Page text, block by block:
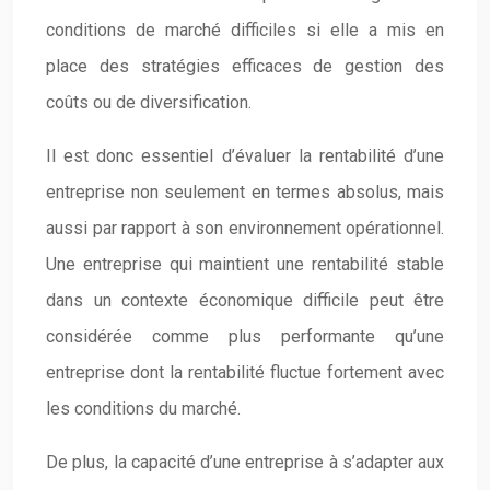
conditions de marché difficiles si elle a mis en
place des stratégies efficaces de gestion des
coûts ou de diversification.
Il est donc essentiel d’évaluer la rentabilité d’une
entreprise non seulement en termes absolus, mais
aussi par rapport à son environnement opérationnel.
Une entreprise qui maintient une rentabilité stable
dans un contexte économique difficile peut être
considérée comme plus performante qu’une
entreprise dont la rentabilité fluctue fortement avec
les conditions du marché.
De plus, la capacité d’une entreprise à s’adapter aux